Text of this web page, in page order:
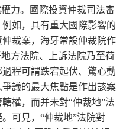
力。國際投資仲裁司法審
如，具有重大國際影響的
裁案，海牙常設仲裁院作
方法院、上訴法院乃至荷
程可謂跌宕起伏、驚心動
議的最大焦點是作出該案
權，而并未對“仲裁地”法
可見，“仲裁地”法院對